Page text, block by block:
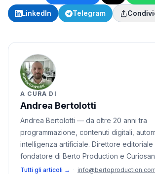
LinkedIn Telegram
A CURA DI
Andrea Bertolotti
Andrea Bertolotti — da oltre 20 anni tra
programmazione, contenuti digitali,
intelligenza artificiale. Direttore editoriale
fondatore di Berto Production e
Tutti gli articoli → ·